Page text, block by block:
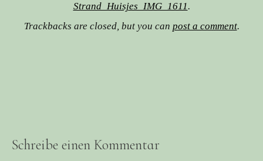
Strand_Huisjes_IMG_1611.
Trackbacks are closed, but you can post a comment.
Schreibe einen Kommentar